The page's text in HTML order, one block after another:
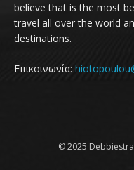
believe that is the most
travel all over the world
destinations.
Επικοινωνία:
© 2025